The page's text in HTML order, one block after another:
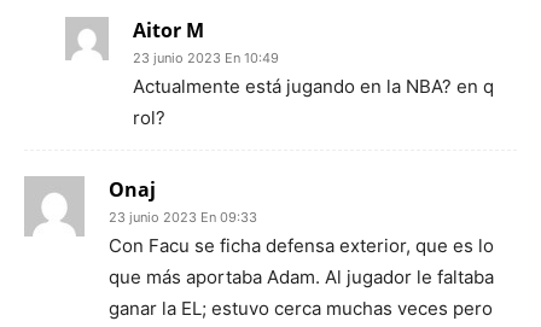
Aitor M
23 junio 2023 En 10:49
Actualmente está jugando en la NBA? en q
rol?
Onaj
23 junio 2023 En 09:33
Con Facu se ficha defensa exterior, que es lo
que más aportaba Adam. Al jugador le faltaba
ganar la EL; estuvo cerca muchas veces pero